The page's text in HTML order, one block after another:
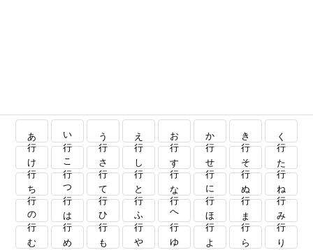
あ行 い行 う行 え行 お行 か行 き行 く行
け行 こ行 さ行 し行 す行 せ行 そ行 た行
ち行 つ行 て行 と行 な行 に行 ぬ行 ね行
の行 は行 ひ行 ふ行 へ行 ほ行 ま行 み行
む行 め行 も行 や行 ゆ行 よ行 ら行 り行